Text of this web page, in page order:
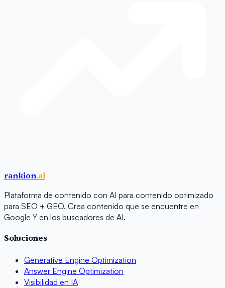
rankion.ai
Plataforma de contenido con AI para contenido optimizado
para SEO + GEO. Crea contenido que se encuentre en
Google Y en los buscadores de AI.
Soluciones
Generative Engine Optimization
Answer Engine Optimization
Visibilidad en IA